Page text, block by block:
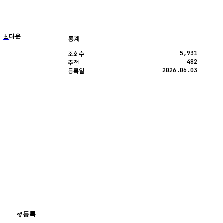
다운
등록
통계
조회수 5,931
추천 482
등록일 2026.06.03